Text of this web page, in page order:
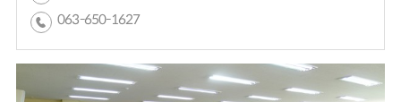
063-650-1627